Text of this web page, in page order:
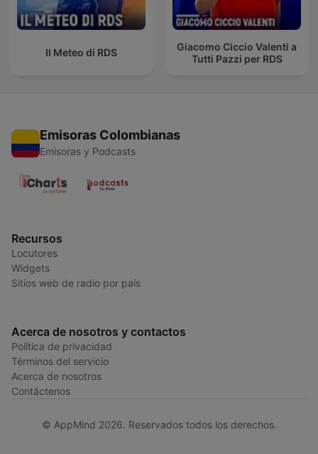
Il Meteo di RDS
Giacomo Ciccio Valenti a
Tutti Pazzi per RDS
Emisoras Colombianas
Emisoras y Podcasts
Recursos
Locutores
Widgets
Sitios web de radio por país
Acerca de nosotros y contactos
Política de privacidad
Términos del servicio
Acerca de nosotros
Contáctenos
© AppMind 2026. Reservados todos los derechos.